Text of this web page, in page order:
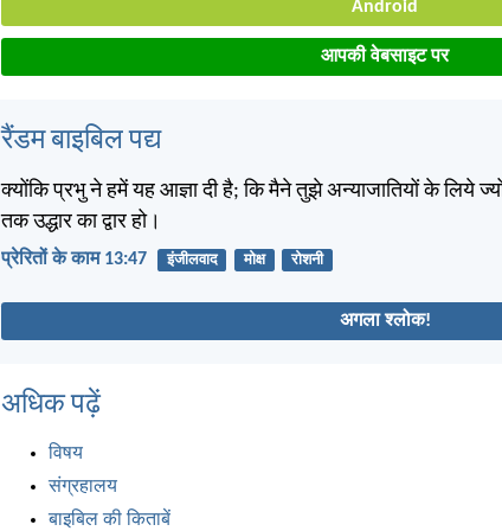
Android
आपकी वेबसाइट पर
रैंडम बाइबिल पद्य
क्योंकि प्रभु ने हमें यह आज्ञा दी है; कि मैने तुझे अन्याजातियों के लिये
तक उद्धार का द्वार हो।
प्रेरितों के काम 13:47 इंजीलवाद मोक्ष रोशनी
अगला श्लोक!
अधिक पढ़ें
विषय
संग्रहालय
बाइबिल की किताबें